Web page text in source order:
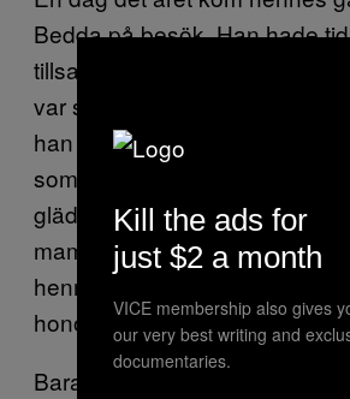
Bedda på besök. Han hade
tillsammans med Günther för
var som att han var en helt
han var inte trött, snurrig och
som han brukade vara. Han
glädje och ett lugn som direkt
mamma att börja gråta. Bedda
henne och började prata om
honom.
Bara hans närvaro spred ett
Kill the ads for
just $2 a month
VICE membership also gives
our very best writing and
documentaries.